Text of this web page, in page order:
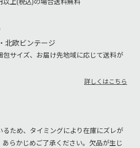
北欧ビンテージ
サイズ、お届け先地域に応じて送料が
詳しくはこちら
ため、タイミングにより在庫にズレが
らかじめご了承ください。欠品が生じ